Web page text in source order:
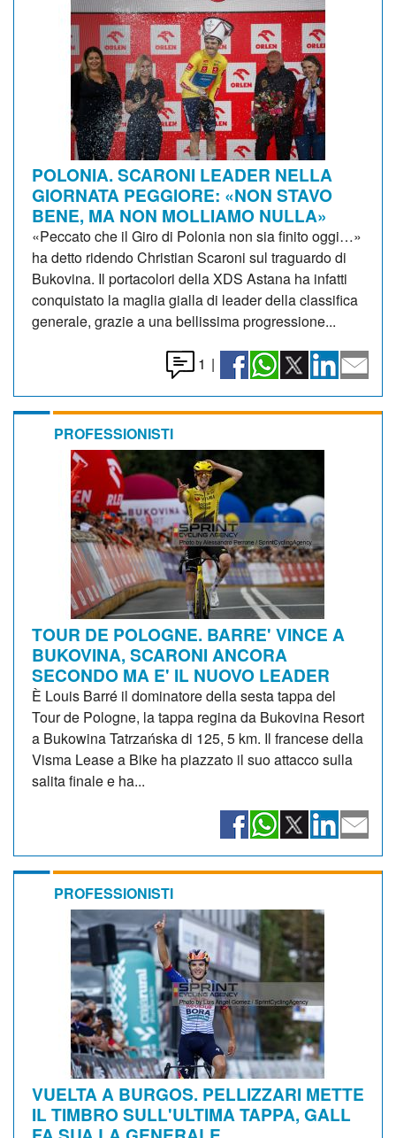
POLONIA. SCARONI LEADER NELLA
GIORNATA PEGGIORE: «NON STAVO
BENE, MA NON MOLLIAMO NULLA»
«Peccato che il Giro di Polonia non sia finito oggi…»
ha detto ridendo Christian Scaroni sul traguardo di
Bukovina. Il portacolori della XDS Astana ha infatti
conquistato la maglia gialla di leader della classifica
generale, grazie a una bellissima progressione...
1 |
PROFESSIONISTI
TOUR DE POLOGNE. BARRE' VINCE A
BUKOVINA, SCARONI ANCORA
SECONDO MA E' IL NUOVO LEADER
È Louis Barré il dominatore della sesta tappa del
Tour de Pologne, la tappa regina da Bukovina Resort
a Bukowina Tatrzańska di 125, 5 km. Il francese della
Visma Lease a Bike ha piazzato il suo attacco sulla
salita finale e ha...
PROFESSIONISTI
VUELTA A BURGOS. PELLIZZARI METTE
IL TIMBRO SULL'ULTIMA TAPPA, GALL